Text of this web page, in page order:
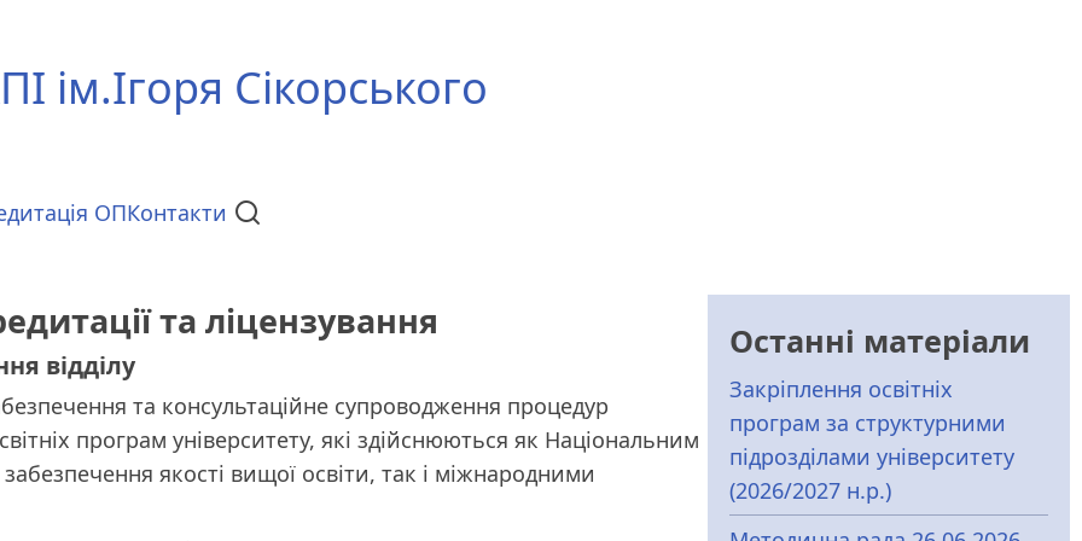
ім.Ігоря Сікорського
ОПКонтакти
та ліцензування
відділу
та консультаційне супроводження процедур
програм університету, які здійснюються як Національним
забезпечення якості вищої освіти, так і міжнародними
Останні матеріали
Закріплення освітніх
програм за структурними
підрозділами університету
(2026/2027 н.р.)